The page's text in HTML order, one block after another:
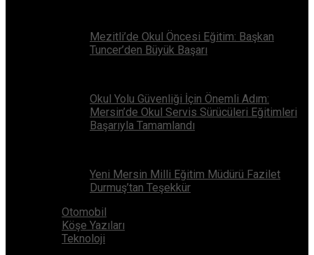
Mezitli’de Okul Öncesi Eğitim: Başkan
Tuncer’den Büyük Başarı
Okul Yolu Güvenliği İçin Önemli Adım:
Mersin’de Okul Servis Sürücüleri Eğitimleri
Başarıyla Tamamlandı
Yeni Mersin Milli Eğitim Müdürü Fazilet
Durmuş’tan Teşekkür
Otomobil
Köşe Yazıları
Teknoloji